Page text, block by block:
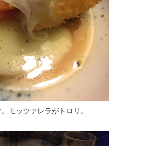
モッツァレラがトロリ。